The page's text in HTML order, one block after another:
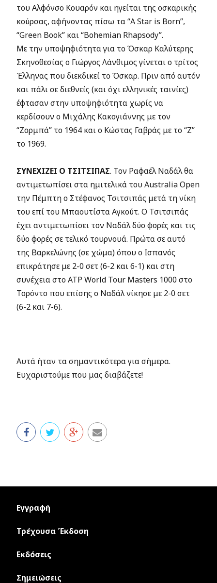
του Αλφόνσο Κουαρόν και ηγείται της οσκαρικής
κούρσας, αφήνοντας πίσω τα “A Star is Born”,
“Green Book” και “Βohemian Rhapsody”.
Με την υποψηφιότητα για το Όσκαρ Καλύτερης
Σκηνοθεσίας ο Γιώργος Λάνθιμος γίνεται ο τρίτος
Έλληνας που διεκδικεί το Όσκαρ. Πριν από αυτόν
και πάλι σε διεθνείς (και όχι ελληνικές ταινίες)
έφτασαν στην υποψηφιότητα χωρίς να
κερδίσουν ο Μιχάλης Κακογιάννης με τον
“Ζορμπά” το 1964 και ο Κώστας Γαβράς με το “Z”
το 1969.
ΣΥΝΕΧΙΖΕΙ Ο ΤΣΙΤΣΙΠΑΣ. Τον Ραφαέλ Ναδάλ θα
αντιμετωπίσει στα ημιτελικά του Australia Open
την Πέμπτη ο Στέφανος Τσιτσιπάς μετά τη νίκη
του επί του Μπαουτίστα Αγκούτ. O Τσιτσιπάς
έχει αντιμετωπίσει τον Ναδάλ δύο φορές και τις
δύο φορές σε τελικό τουρνουά. Πρώτα σε αυτό
της Βαρκελώνης (σε χώμα) όπου ο Ισπανός
επικράτησε με 2-0 σετ (6-2 και 6-1) και στη
συνέχεια στο ATP World Tour Masters 1000 στο
Τορόντο που επίσης ο Ναδάλ νίκησε με 2-0 σετ
(6-2 και 7-6).
Αυτά ήταν τα σημαντικότερα για σήμερα.
Ευχαριστούμε που μας διαβάζετε!
Εγγραφή
Τρέχουσα Έκδοση
Εκδόσεις
Σημειώσεις